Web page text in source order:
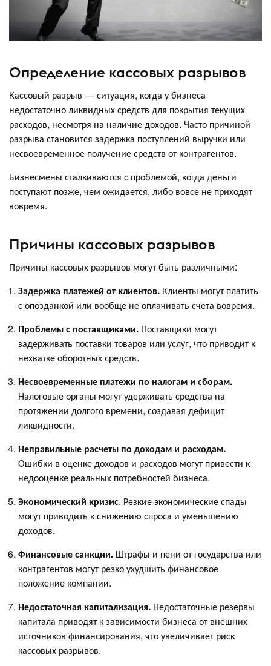
Определение кассовых разрывов
Кассовый разрыв — ситуация, когда у бизнеса
недостаточно ликвидных средств для покрытия текущих
расходов, несмотря на наличие доходов. Часто причиной
разрыва становится задержка поступлений выручки или
несвоевременное получение средств от контрагентов.
Бизнесмены сталкиваются с проблемой, когда деньги
поступают позже, чем ожидается, либо вовсе не приходят
вовремя.
Причины кассовых разрывов
Причины кассовых разрывов могут быть различными:
Задержка платежей от клиентов. Клиенты могут платить
с опозданкой или вообще не оплачивать счета вовремя.
Проблемы с поставщиками. Поставщики могут
задерживать поставки товаров или услуг, что приводит к
нехватке оборотных средств.
Несвоевременные платежи по налогам и сборам.
Налоговые органы могут удерживать средства на
протяжении долгого времени, создавая дефицит
ликвидности.
Неправильные расчеты по доходам и расходам.
Ошибки в оценке доходов и расходов могут привести к
недооценке реальных потребностей бизнеса.
Экономический кризис. Резкие экономические спады
могут приводить к снижению спроса и уменьшению
доходов.
Финансовые санкции. Штрафы и пени от государства или
контрагентов могут резко ухудшить финансовое
положение компании.
Недостаточная капитализация. Недостаточные резервы
капитала приводят к зависимости бизнеса от внешних
источников финансирования, что увеличивает риск
кассовых разрывов.